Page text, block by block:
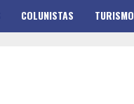
COLUNISTAS TURISMO